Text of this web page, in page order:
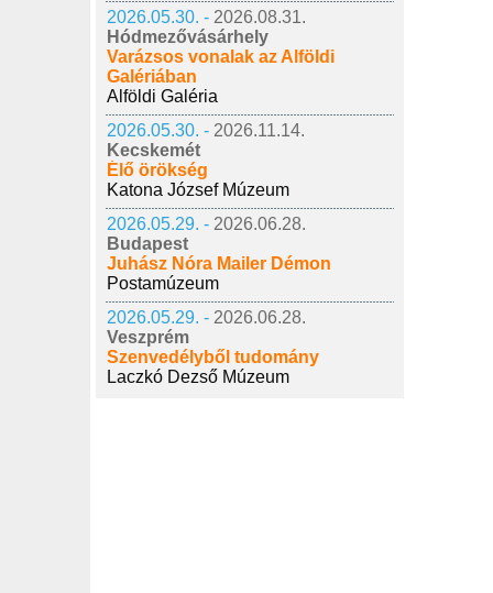
2026.05.30. - 2026.08.31.
Hódmezővásárhely
Varázsos vonalak az Alföldi
Galériában
Alföldi Galéria
2026.05.30. - 2026.11.14.
Kecskemét
Élő örökség
Katona József Múzeum
2026.05.29. - 2026.06.28.
Budapest
Juhász Nóra Mailer Démon
Postamúzeum
2026.05.29. - 2026.06.28.
Veszprém
Szenvedélyből tudomány
Laczkó Dezső Múzeum